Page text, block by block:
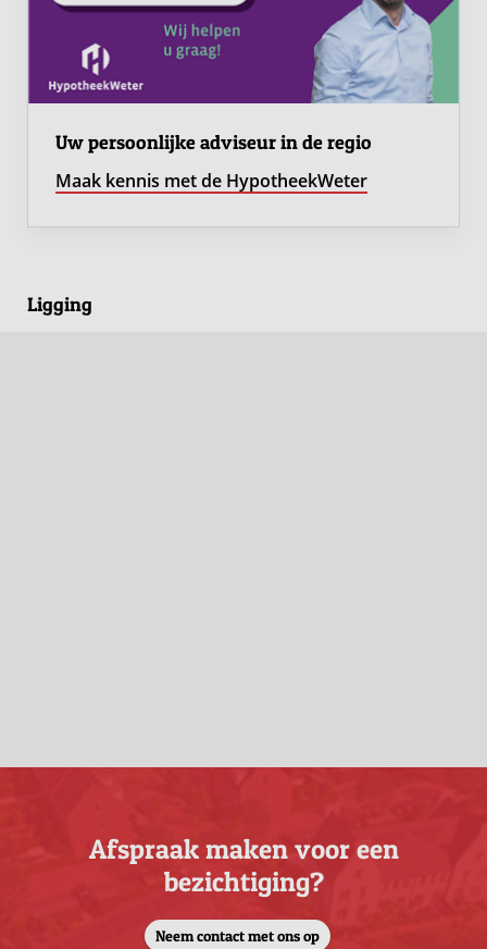
Uw persoonlijke adviseur in de regio
Maak kennis met de HypotheekWeter
Ligging
Afspraak maken voor een
bezichtiging?
Neem contact met ons op